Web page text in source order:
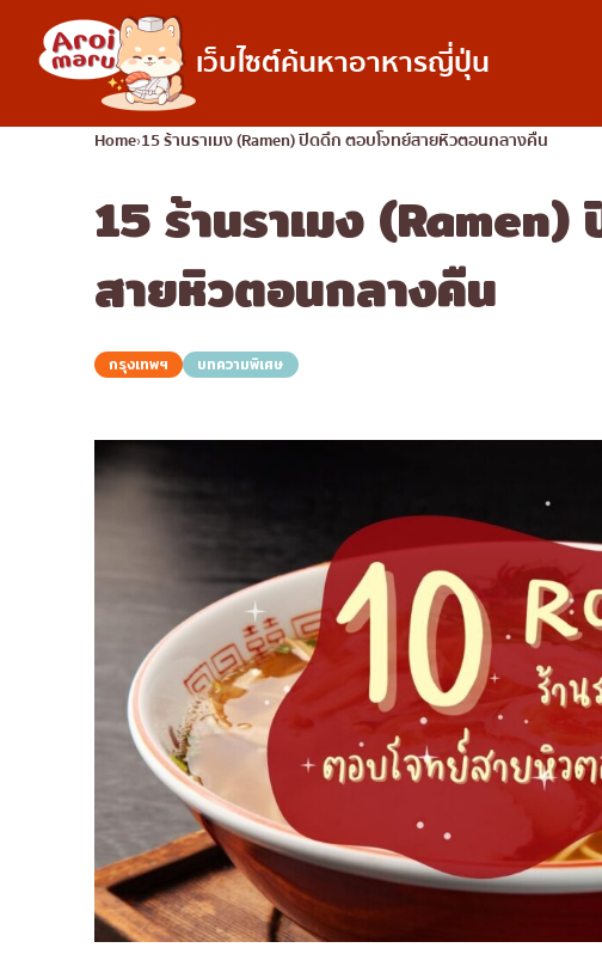
เว็บไซต์ค้นหาอาหารญี่ปุ่น
อาหารญี่ปุ่น
ค้นหาตามประเภทอาหาร
ราเมง
ไก่ย่างเสียบไม้สไตล์ญี่ปุ่น
โซบะ/อุด้ง
ขนมหวานญี่ปุ่น
เทมปุระ
โอมากาเสะ
ร้านอาหารญี่ปุ่นระดับพรีเมียม
ซาชิมิ/อาหารทะเล
อาหารตะวันตกสไตล์ญี่ปุ่น
ปลาไหลย่าง
ปู
Home 15 ร้านราเมง (Ramen) ปิดดึก ตอบโจทย์สายหิวตอนกลางคืน
15 ร้านราเมง
สายหิวตอนกลางคืน
กรุงเทพฯ บทความพิเศษ